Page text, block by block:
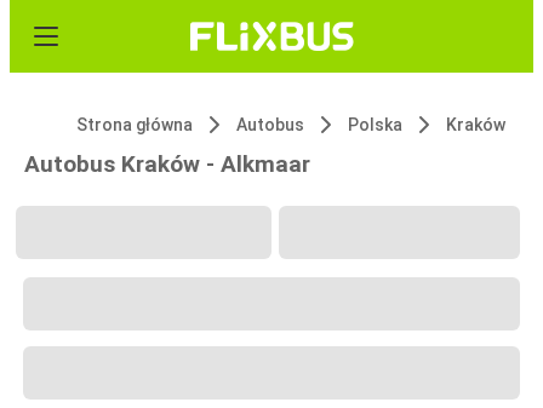
Strona główna Autobus Polska Kraków
Autobus Kraków - Alkmaar